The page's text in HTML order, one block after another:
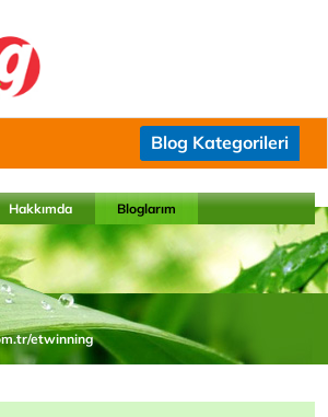
Blog Kategorileri
Hakkımda Bloglarım
etwinning